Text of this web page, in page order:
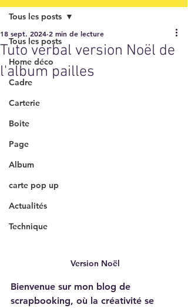
Tous les posts
Home déco
Cadre
Carterie
Boite
Page
Album
carte pop up
Actualités
Technique
Tous les posts
Tuto verbal version Noël de
l'album pailles
18 sept. 2024 2 min de lecture
Version Noël
Bienvenue sur mon blog de
scrapbooking, où la créativité se